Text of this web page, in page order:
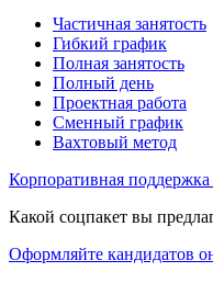
Частичная занятость
Гибкий график
Полная занятость
Полный день
Проектная работа
Сменный график
Вахтовый метод
Корпоративная поддержка
Какой соцпакет вы
Оформляйте кандидатов